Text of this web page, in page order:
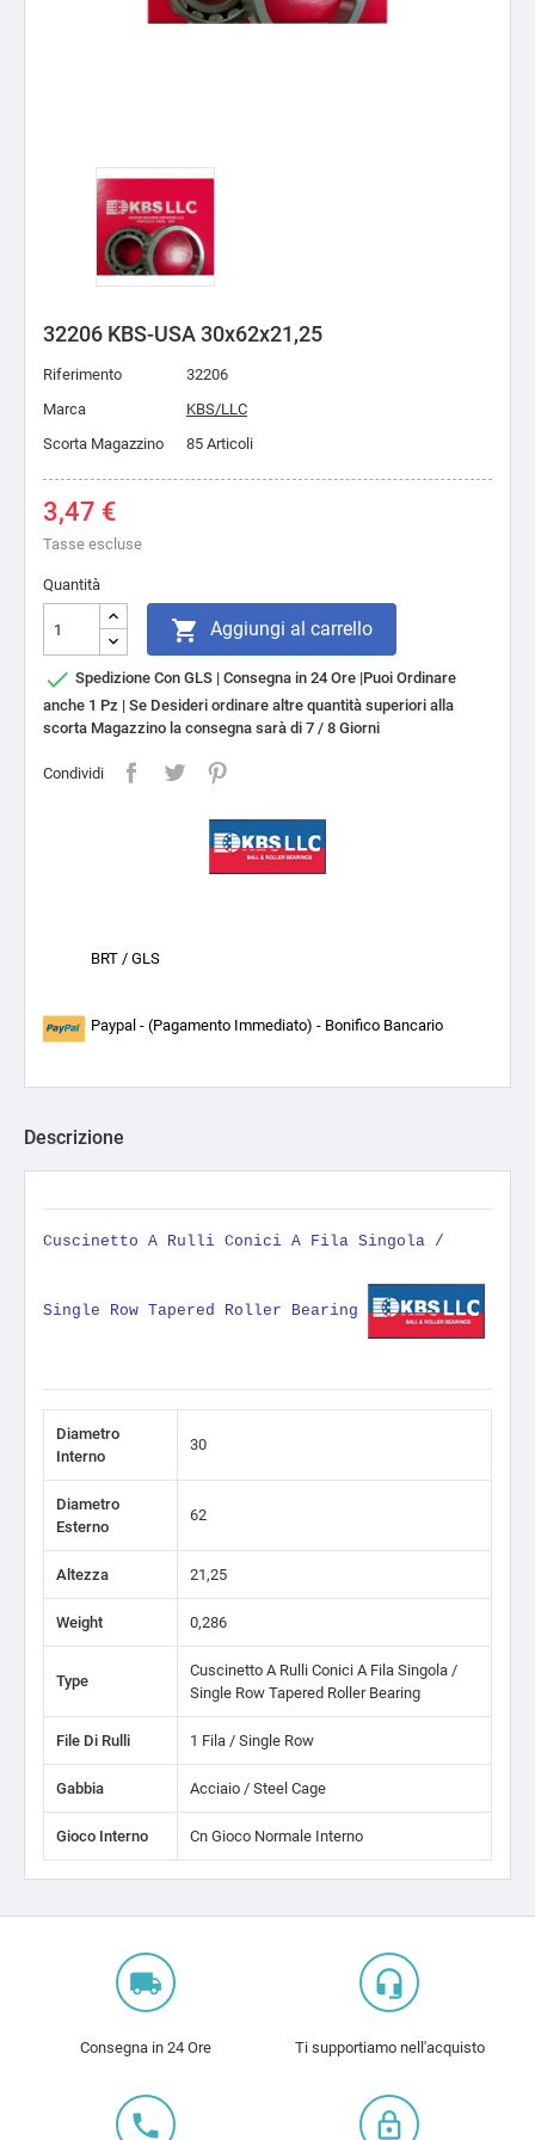
32206 KBS-USA 30x62x21,25
Riferimento
32206
Marca
KBS/LLC
Scorta Magazzino
85 Articoli
3,47 €
Tasse escluse
Quantità
 Aggiungi al carrello
 Spedizione Con GLS | Consegna in 24 Ore |Puoi Ordinare
anche 1 Pz | Se Desideri ordinare altre quantità superiori alla
scorta Magazzino la consegna sarà di 7 / 8 Giorni
Condividi
BRT / GLS
Paypal - (Pagamento Immediato) - Bonifico Bancario
Descrizione
Cuscinetto A Rulli Conici A Fila Singola /
Single Row Tapered Roller Bearing
Diametro
Interno
30
Diametro
Esterno
62
Altezza 21,25
Weight 0,286
Type
Cuscinetto A Rulli Conici A Fila Singola /
Single Row Tapered Roller Bearing
File Di Rulli 1 Fila / Single Row
Gabbia Acciaio / Steel Cage
Gioco Interno Cn Gioco Normale Interno
local_shipping
Consegna in 24 Ore
headset_mic
Ti supportiamo nell'acquisto
local_phone lock_outline